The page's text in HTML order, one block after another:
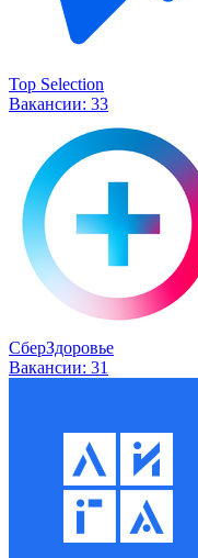
Top Selection
Вакансии: 33
СберЗдоровье
Вакансии: 31